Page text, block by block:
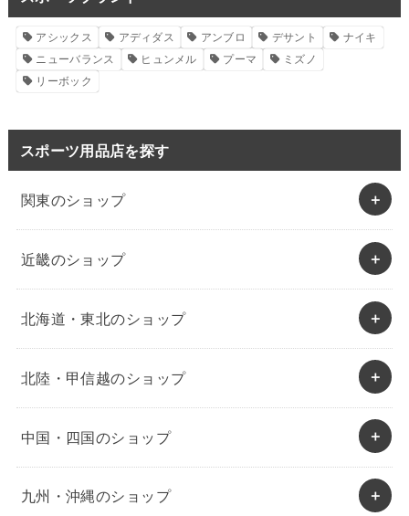
アシックス アディダス アンブロ デサント
ナイキ
ニューバランス
ヒュンメル プーマ
ミズノ
リーボック
スポーツ用品店を探す
関東のショップ
近畿のショップ
北海道・東北のショップ
北陸・甲信越のショップ
中国・四国のショップ
九州・沖縄のショップ